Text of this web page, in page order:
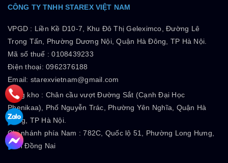
CÔNG TY TNHH STAREX VIỆT NAM
VPGD : Liền Kề D10-7, Khu Đô Thị Geleximco, Đường Lê
Trọng Tấn, Phường Dương Nội, Quận Hà Đông, TP Hà Nội.
Mã số thuế :0108439233
Điện thoại: 0962376188
Email: starexvietnam@gmail.com
Tổng kho : Chân cầu vượt Đường Sắt (Cạnh Đại Học
Phenikaa), Phố Nguyễn Trác, Phường Yên Nghĩa, Quận Hà
Đông, TP Hà Nội.
Chi nhánh phía Nam :782C, Quốc lộ 51, Phường Long Hưng,
Tỉnh Đồng Nai